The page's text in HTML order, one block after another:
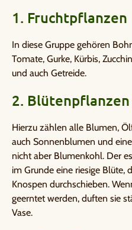
1. Fruchtpflanzen
In diese Gruppe gehören
Tomate, Gurke, Kürbis,
und auch Getreide.
2. Blütenpflanzen
Hierzu zählen alle Blumen,
auch Sonnenblumen und
nicht aber Blumenkohl. Der
im Grunde eine riesige Blüte,
Knospen durchschieben.
geerntet werden, duften sie
Vase.